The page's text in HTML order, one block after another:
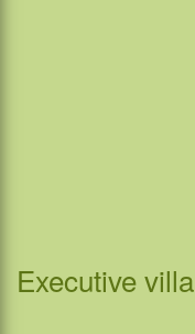
Executive villa